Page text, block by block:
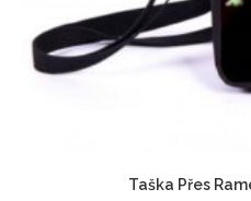
Taška Přes